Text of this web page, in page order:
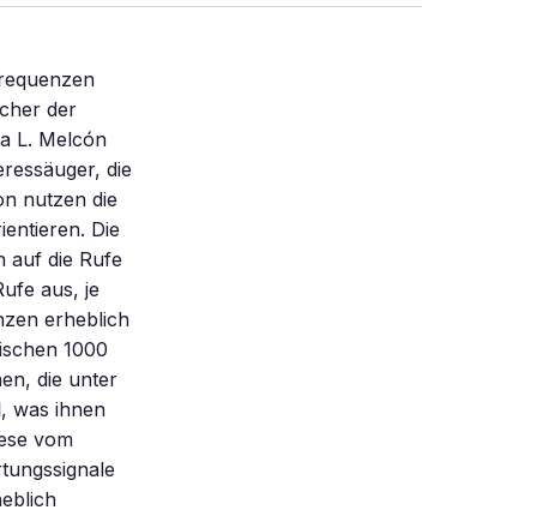
der
L. Melcón
die
nutzen die
Die
auf die Rufe
aus, je
erheblich
1000
die unter
was ihnen
vom